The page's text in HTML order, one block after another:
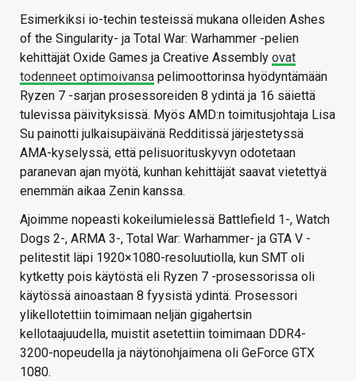
Esimerkiksi io-techin testeissä mukana olleiden Ashes
of the Singularity- ja Total War: Warhammer -pelien
kehittäjät Oxide Games ja Creative Assembly ovat
todenneet optimoivansa pelimoottorinsa hyödyntämään
Ryzen 7 -sarjan prosessoreiden 8 ydintä ja 16 säiettä
tulevissa päivityksissä. Myös AMD:n toimitusjohtaja Lisa
Su painotti julkaisupäivänä Redditissä järjestetyssä
AMA-kyselyssä, että pelisuorituskyvyn odotetaan
paranevan ajan myötä, kunhan kehittäjät saavat vietettyä
enemmän aikaa Zenin kanssa.
Ajoimme nopeasti kokeilumielessä Battlefield 1-, Watch
Dogs 2-, ARMA 3-, Total War: Warhammer- ja GTA V -
pelitestit läpi 1920×1080-resoluutiolla, kun SMT oli
kytketty pois käytöstä eli Ryzen 7 -prosessorissa oli
käytössä ainoastaan 8 fyysistä ydintä. Prosessori
ylikellotettiin toimimaan neljän gigahertsin
kellotaajuudella, muistit asetettiin toimimaan DDR4-
3200-nopeudella ja näytönohjaimena oli GeForce GTX
1080.